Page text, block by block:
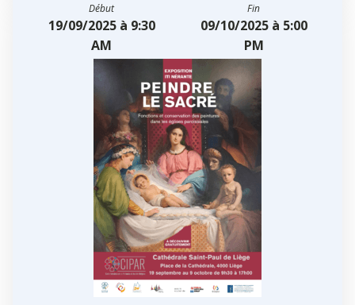
Début
19/09/2025 à 9:30
AM
Fin
09/10/2025 à 5:00
PM